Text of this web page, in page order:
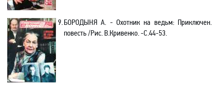
9.БОРОДЫНЯ А. - Охотник на ведьм: Приключен.
повесть /Рис. В.Кривенко. -C.44-53.